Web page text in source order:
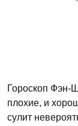
Гороскоп Фэн-
плохие, и
сулит